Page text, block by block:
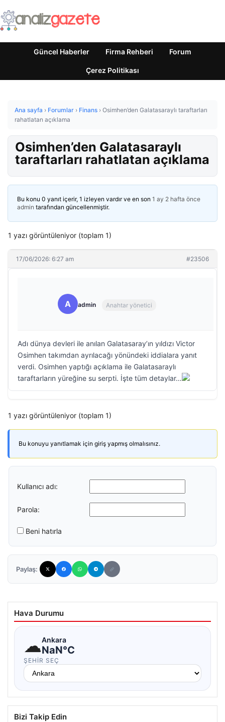
Güncel Haberler Firma Rehberi Forum
Çerez Politikası
Ana sayfa › Forumlar › Finans › Osimhen’den Galatasaraylı taraftarları
rahatlatan açıklama
Osimhen’den Galatasaraylı
taraftarları rahatlatan açıklama
Bu konu 0 yanıt içerir, 1 izleyen vardır ve en son 1 ay 2 hafta önce
admin tarafından güncellenmiştir.
1 yazı görüntüleniyor (toplam 1)
17/06/2026: 6:27 am #23506
A admin Anahtar yönetici
Adı dünya devleri ile anılan Galatasaray’ın yıldızı Victor
Osimhen takımdan ayrılacağı yönündeki iddialara yanıt
verdi. Osimhen yaptığı açıklama ile Galatasaraylı
taraftarların yüreğine su serpti. İşte tüm detaylar…
1 yazı görüntüleniyor (toplam 1)
Bu konuyu yanıtlamak için giriş yapmış olmalısınız.
Kullanıcı adı:
Parola:
Beni hatırla
Paylaş:
Hava Durumu
☁Ankara
NaN°C
ŞEHIR SEÇ
Bizi Takip Edin